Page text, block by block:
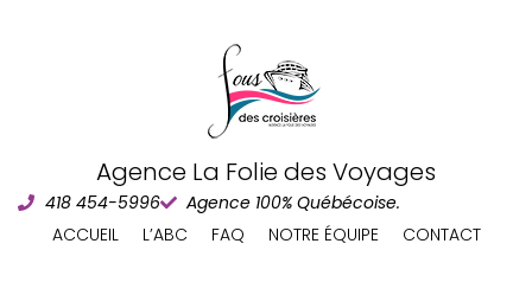
Agence La Folie des Voyages
418 454-5996
Agence 100% Québécoise.
ACCUEIL
L’ABC FAQ NOTRE ÉQUIPE CONTACT